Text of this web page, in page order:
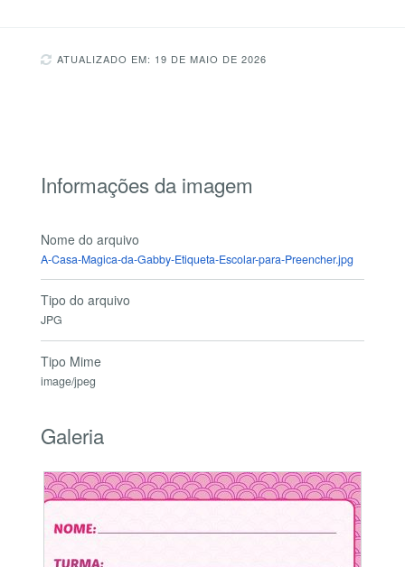
ATUALIZADO EM: 19 DE MAIO DE 2026
Informações da imagem
Nome do arquivo
A-Casa-Magica-da-Gabby-Etiqueta-Escolar-para-Preencher.jpg
Tipo do arquivo
JPG
Tipo Mime
image/jpeg
Galeria